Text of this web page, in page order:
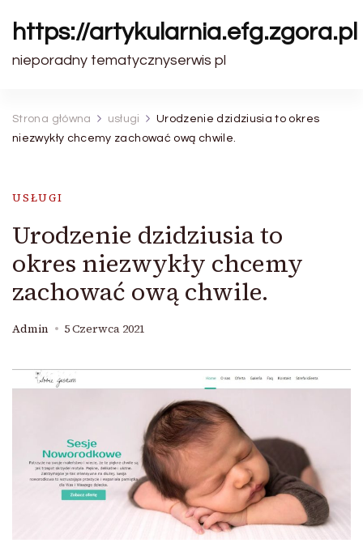
https://artykularnia.efg.zgora.pl
nieporadny tematycznyserwis pl
Strona główna usługi
Urodzenie dzidziusia to okres
niezwykły chcemy zachować ową chwile.
USŁUGI
Urodzenie dzidziusia to
okres niezwykły chcemy
zachować ową chwile.
Admin 5 Czerwca 2021